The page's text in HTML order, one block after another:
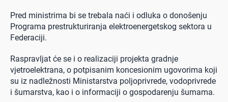
Pred ministrima bi se trebala naći i odluka o donošenju
Programa prestrukturiranja elektroenergetskog sektora u
Federaciji.
Raspravljat će se i o realizaciji projekta gradnje
vjetroelektrana, o potpisanim koncesionim ugovorima koji
su iz nadležnosti Ministarstva poljoprivrede, vodoprivrede
i šumarstva, kao i o informaciji o gospodarenju šumama.